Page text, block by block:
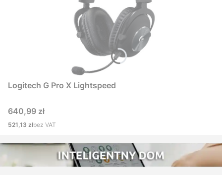
Logitech G Pro X Lightspeed
Cena
640,99 zł
Cena
521,13 złbez VAT